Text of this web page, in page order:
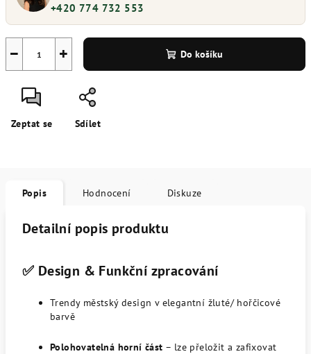
+420 774 732 553
+
− Do košíku
Zeptat se Sdílet
Popis Hodnocení Diskuze
Detailní popis produktu
✅ Design & Funkční zpracování
Trendy městský design v elegantní žluté/ hořčicové
barvě
Polohovatelná horní část – lze přeložit a zafixovat